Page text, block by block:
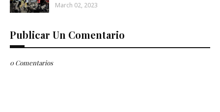
March 02, 2023
Publicar Un Comentario
0 Comentarios